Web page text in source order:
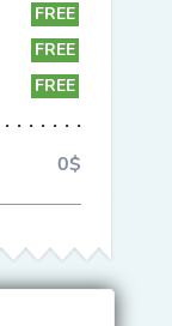
FREE
FREE
FREE
0$